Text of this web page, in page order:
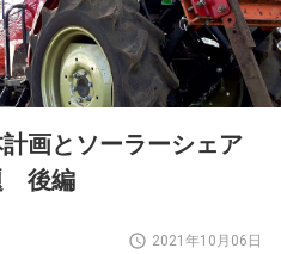
画とソーラーシェア
後編
2021年10月06日